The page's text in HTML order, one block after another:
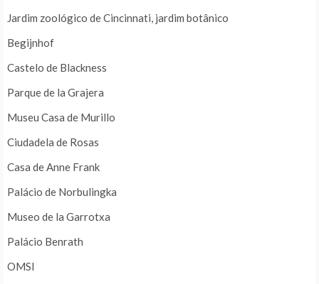
Jardim zoológico de Cincinnati, jardim botânico
Begijnhof
Castelo de Blackness
Parque de la Grajera
Museu Casa de Murillo
Ciudadela de Rosas
Casa de Anne Frank
Palácio de Norbulingka
Museo de la Garrotxa
Palácio Benrath
OMSI